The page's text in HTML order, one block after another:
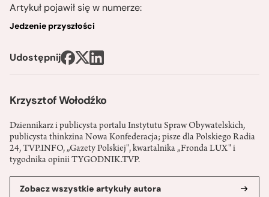
Krzysztof Wołodźko
Dziennikarz i publicysta portalu Instytutu Spraw Obywatelskich,
publicysta thinkzina Nowa Konfederacja; pisze dla Polskiego Radia
24, TVP.INFO, „Gazety Polskiej", kwartalnika „Fronda LUX" i
tygodnika opinii TYGODNIK.TVP.
Zobacz wszystkie artykuły autora
Artykuł pojawił się w numerze:
Jedzenie przyszłości
Udostępnij